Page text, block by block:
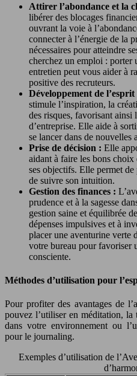
Attirer l’abondance et la
libérer des blocages
ouvrant la voie à
connecter à l’énergie de la
nécessaires pour atteindre
cherchez un emploi : porter
entretien peut vous aider à
positive des recruteurs.
Développement de
stimule l’inspiration, la
des risques, favorisant ainsi
d’entreprise. Elle aide à
se lancer dans de nouvelles
Prise de décision : Elle
aidant à faire les bons choix
ses objectifs. Elle permet de
de suivre son intuition.
Gestion des finances :
prudence et à la sagesse
gestion saine et équilibrée
dépenses impulsives et à
placer une aventurine verte
votre bureau pour favoriser
consciente.
Méthodes d’utilisation pour
Pour profiter des avantages de
pouvez l’utiliser en méditation,
dans votre environnement ou
pour le journaling.
Exemples d’utilisation de